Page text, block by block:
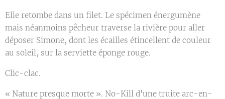
Elle retombe dans un filet. Le spécimen énergumène
mais néanmoins pêcheur traverse la rivière pour aller
déposer Simone, dont les écailles étincellent de couleur
au soleil, sur la serviette éponge rouge.
Clic-clac.
« Nature presque morte ». No-Kill d'une truite arc-en-